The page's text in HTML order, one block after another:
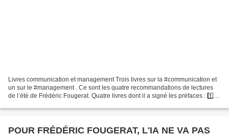
Livres communication et management Trois livres sur la #communication et
un sur le #management . Ce sont les quatre recommandations de lectures
de l’été de Frédéric Fougerat. Quatre livres dont il a signé les préfaces : 1️⃣
POUR FRÉDÉRIC FOUGERAT, L'IA NE VA PAS